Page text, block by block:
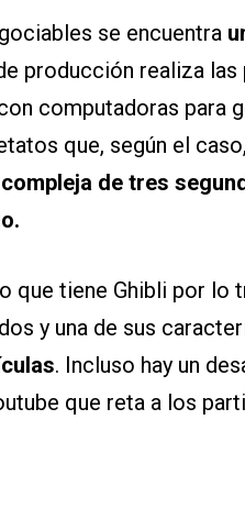
se encuentra
producción realiza
computadoras para
que, según el
de tres
que tiene Ghibli por lo
y una de sus
. Incluso hay un
que reta a los